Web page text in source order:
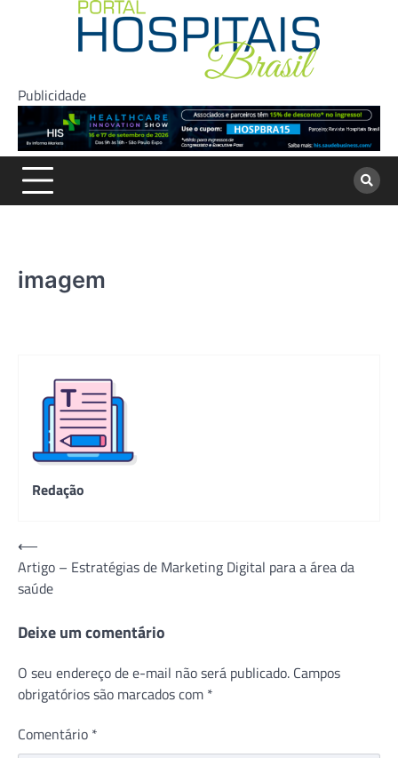
Publicidade
imagem
Redação
Navegação
de
Post
⟵
Artigo – Estratégias de Marketing Digital para a área da
saúde
Deixe um comentário
O seu endereço de e-mail não será publicado. Campos
obrigatórios são marcados com *
Comentário *